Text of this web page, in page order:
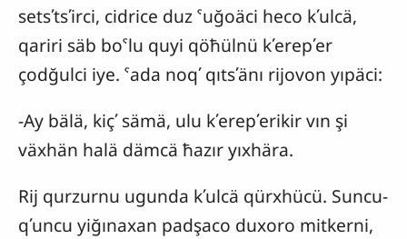
setsʹtsʹirci, cidrice duz ˁuğoäci heco kʹulcä,
qariri säb boˁlu quyi qöħülnü kʹerepʹer
çodğulci iye. ˁada noqʹ qıtsʹänı rijovon yıpäci:
-Ay bälä, kiçʹ sämä, ulu kʹerepʹerikir vın şi
växhän halä dämcä ħazır yıxhära.
Rij qurzurnu ugunda kʹulcä qürxhücü. Suncu-
qʹuncu yiğınaxan padşaco duxoro mitkerni,